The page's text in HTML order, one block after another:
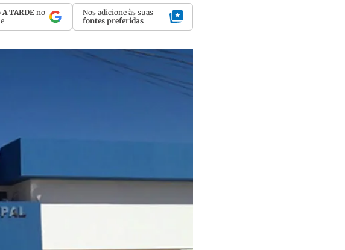
A TARDE no
Nos adicione às suas
fontes preferidas